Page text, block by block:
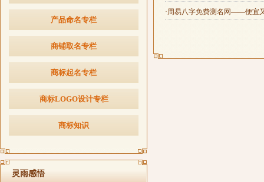
产品命名专栏
商铺取名专栏
商标起名专栏
商标LOGO设计专栏
商标知识
灵雨感悟
·周易八字免费测名网——便宜